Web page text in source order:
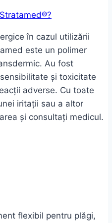
în cazul utilizării
este un polimer
Au fost
și toxicitate
adverse. Cu toate
iritații sau a altor
și consultați medicul.
flexibil pentru plăgi,